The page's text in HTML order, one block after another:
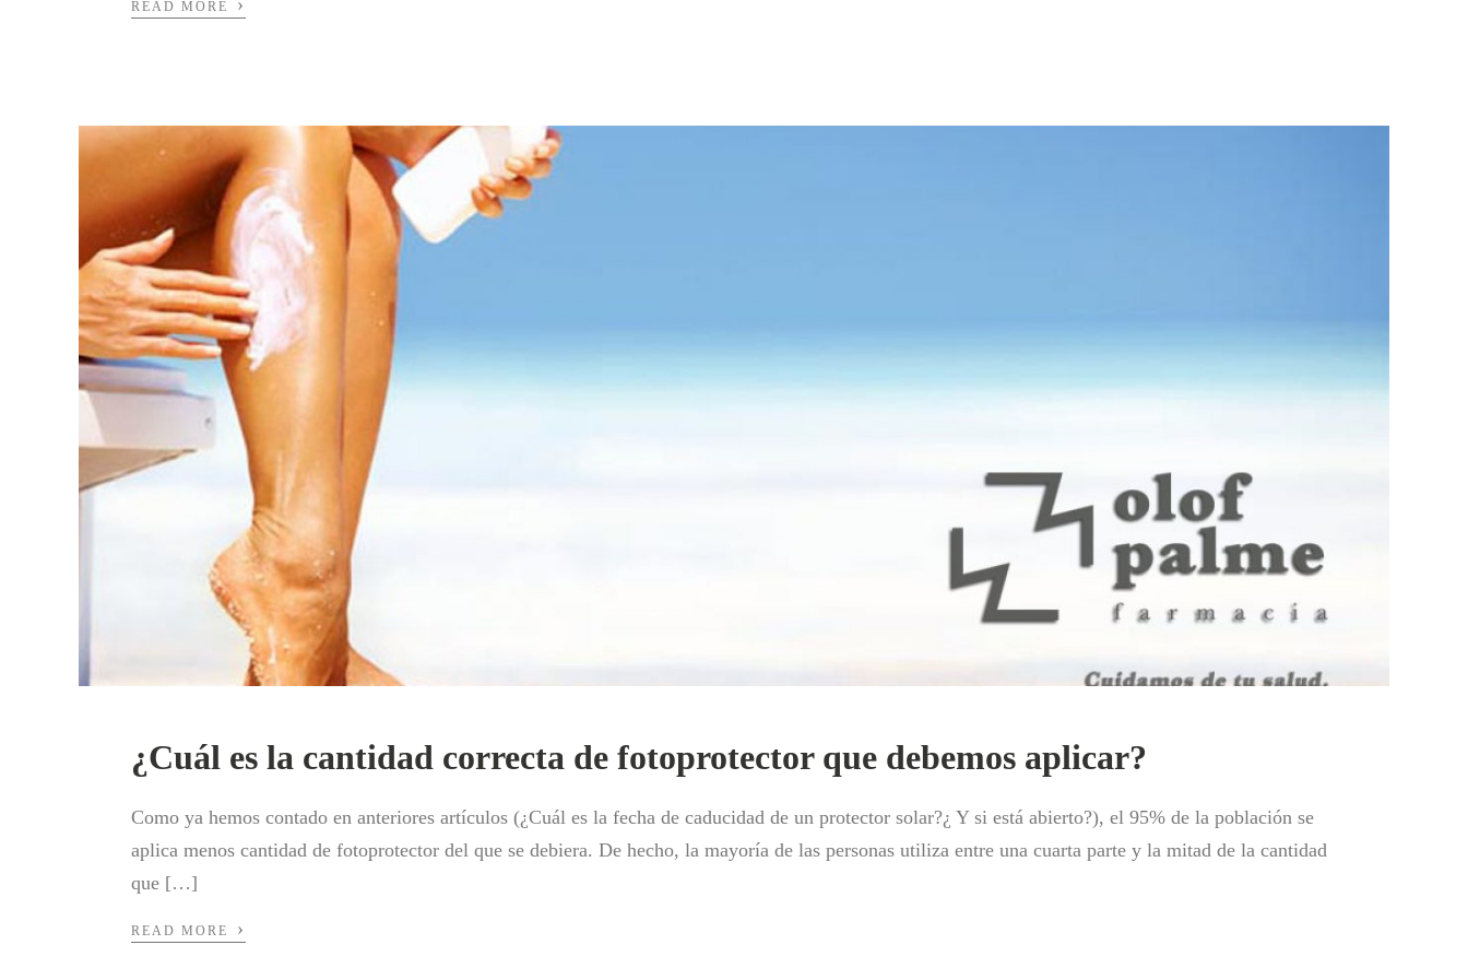
READ MORE
¿Cuál es la cantidad correcta de fotoprotector que debemos aplicar?
Como ya hemos contado en anteriores artículos (¿Cuál es la fecha de caducidad de un protector solar?¿ Y si está abierto?), el 95% de la población se
aplica menos cantidad de fotoprotector del que se debiera. De hecho, la mayoría de las personas utiliza entre una cuarta parte y la mitad de la cantidad
que […]
READ MORE ›